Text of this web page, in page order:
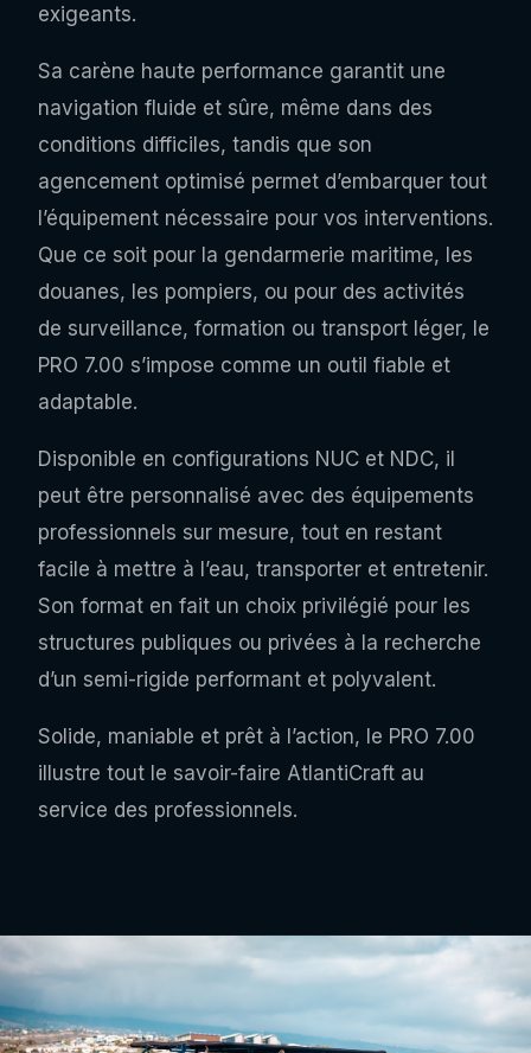
exigeants.
Sa carène haute performance garantit une
navigation fluide et sûre, même dans des
conditions difficiles, tandis que son
agencement optimisé permet d’embarquer tout
l’équipement nécessaire pour vos interventions.
Que ce soit pour la gendarmerie maritime, les
douanes, les pompiers, ou pour des activités
de surveillance, formation ou transport léger, le
PRO 7.00 s’impose comme un outil fiable et
adaptable.
Disponible en configurations NUC et NDC, il
peut être personnalisé avec des équipements
professionnels sur mesure, tout en restant
facile à mettre à l’eau, transporter et entretenir.
Son format en fait un choix privilégié pour les
structures publiques ou privées à la recherche
d’un semi-rigide performant et polyvalent.
Solide, maniable et prêt à l’action, le PRO 7.00
illustre tout le savoir-faire AtlantiCraft au
service des professionnels.